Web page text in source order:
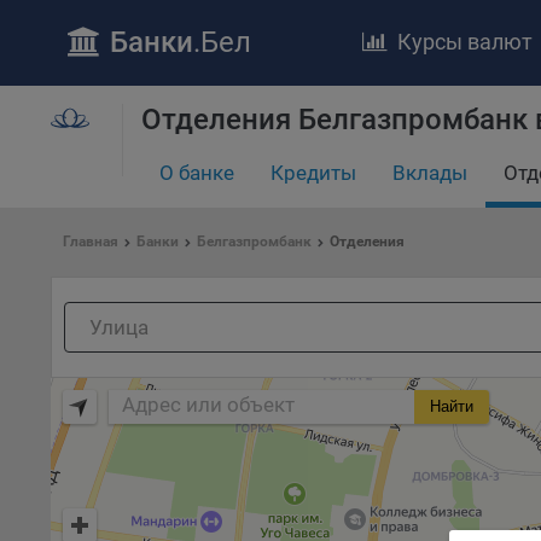
Банки.Бел Курсы валют
Отделения Белгазпромбанк
О банке Кредиты Вклады
Главная Банки Белгазпромбанк Отделения
Найти